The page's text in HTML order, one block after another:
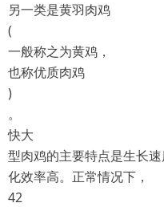
另一类是黄羽肉鸡
(
一般称之为黄鸡，
也称优质肉鸡
)
。
快大
型肉鸡的主要特点是生长
化效率高。正常情况下，
42